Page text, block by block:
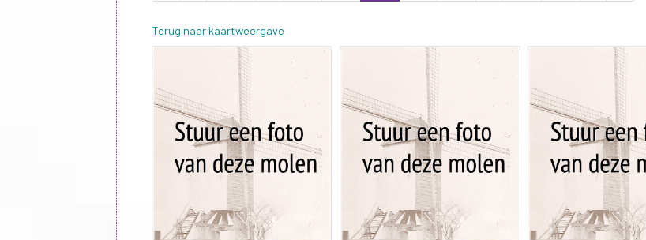
Terug naar kaartweergave